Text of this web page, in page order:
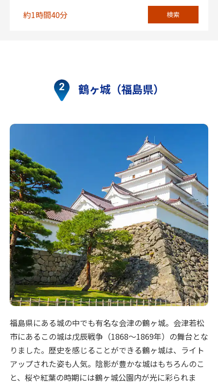
約1時間40分 検索
鶴ヶ城（福島県）
福島県にある城の中でも有名な会津の鶴ヶ城。会津若松
市にあるこの城は戊辰戦争（1868～1869年）の舞台とな
りました。歴史を感じることができる鶴ヶ城は、ライト
アップされた姿も人気。陰影が豊かな城はもちろんのこ
と、桜や紅葉の時期には鶴ヶ城公園内が光に彩られま